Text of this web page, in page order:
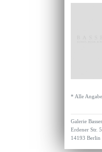
* Alle
Galerie
Erdener Str.
14193 Berlin